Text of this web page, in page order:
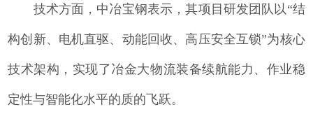
技术方面，中冶宝钢表示，其项目研发团队以“结
构创新、电机直驱、动能回收、高压安全互锁”为核心
技术架构，实现了冶金大物流装备续航能力、作业稳
定性与智能化水平的质的飞跃。